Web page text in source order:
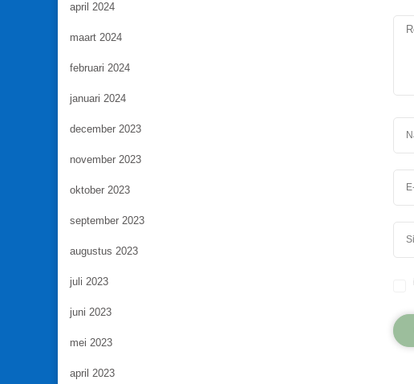
april 2024
maart 2024
februari 2024
januari 2024
december 2023
november 2023
oktober 2023
september 2023
augustus 2023
juli 2023
juni 2023
mei 2023
april 2023